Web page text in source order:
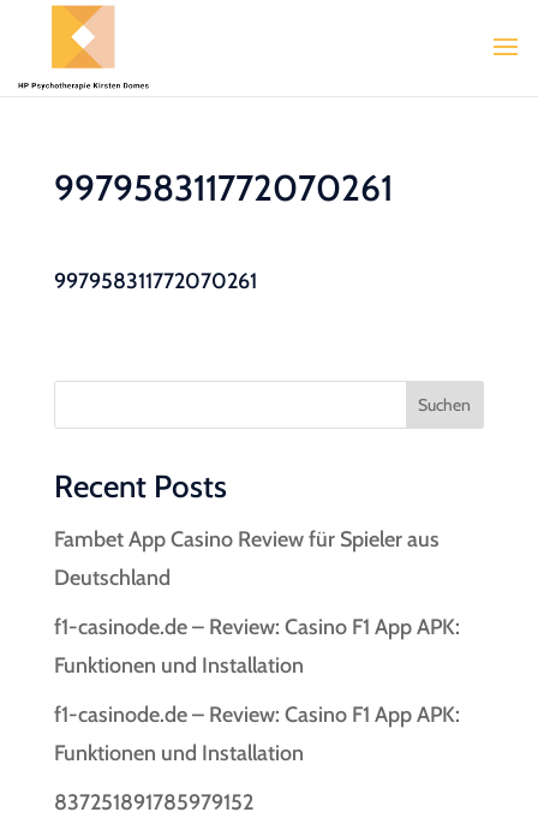
997958311772070261
997958311772070261
Suchen
Recent Posts
Fambet App Casino Review für Spieler aus
Deutschland
f1-casinode.de – Review: Casino F1 App APK:
Funktionen und Installation
f1-casinode.de – Review: Casino F1 App APK:
Funktionen und Installation
837251891785979152